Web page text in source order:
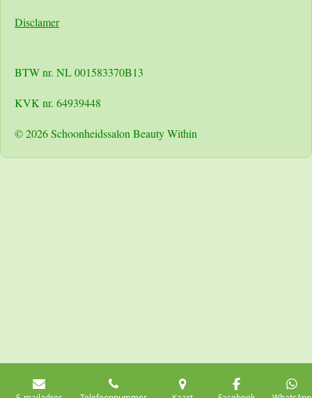
Disclamer
BTW nr. NL 001583370B13
KVK nr. 64939448
© 2026 Schoonheidssalon Beauty Within